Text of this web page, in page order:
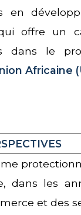
en
offre un
dans le
Africaine
dans les
et des